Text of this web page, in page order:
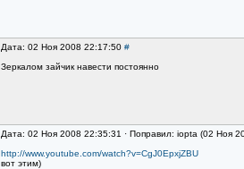
Дата: 02 Ноя 2008 22:17:50 #
Зеркалом зайчик навести постоянно
Дата: 02 Ноя 2008 22:35:31 · Поправил: iopta (02 Ноя
http://www.youtube.com/watch?v=CgJ0EpxjZBU
вот этим)